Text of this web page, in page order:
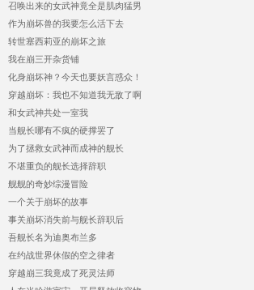
召唤出来的女武神竟全是肌肉猛男
作为崩坏兽的我要怎么活下去
转世塞西莉亚的崩坏之旅
我在崩三开杂货铺
化身崩坏神？今天也要妖言惑众！
穿越崩坏：我也不知道我无敌了啊
和女武神共处一室我
当舰长哪有不疯的硬撑罢了
为了拯救女武神而成神的舰长
不堪重负的舰长选择辞职
舰舰的奇妙综漫冒险
一个关于崩坏的故事
事关崩坏消失前与舰长辞职后
吾舰长名为迪奥布兰多
在约战世界休假的空之律者
穿越崩三我竟成了死灵法师